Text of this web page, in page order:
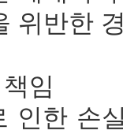
위반한
임
인한 손